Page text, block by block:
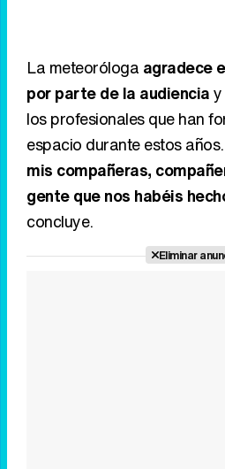
La meteoróloga agradece
por parte de la audiencia
los profesionales que han
espacio durante estos
mis compañeras,
gente que nos habéis
concluye.
Eliminar